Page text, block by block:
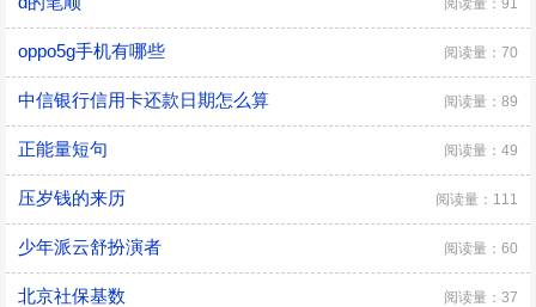
阅读量：91
oppo5g手机有哪些 阅读量：70
中信银行信用卡还款日期怎么算 阅读量：89
正能量短句 阅读量：49
压岁钱的来历 阅读量：111
少年派云舒扮演者 阅读量：60
北京社保基数 阅读量：37